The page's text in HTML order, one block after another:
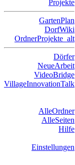
Projekte
GartenPlan
DorfWiki
OrdnerProjekte_alt
Dörfer
NeueArbeit
VideoBridge
VillageInnovationTalk
AlleOrdner
AlleSeiten
Hilfe
Einstellungen